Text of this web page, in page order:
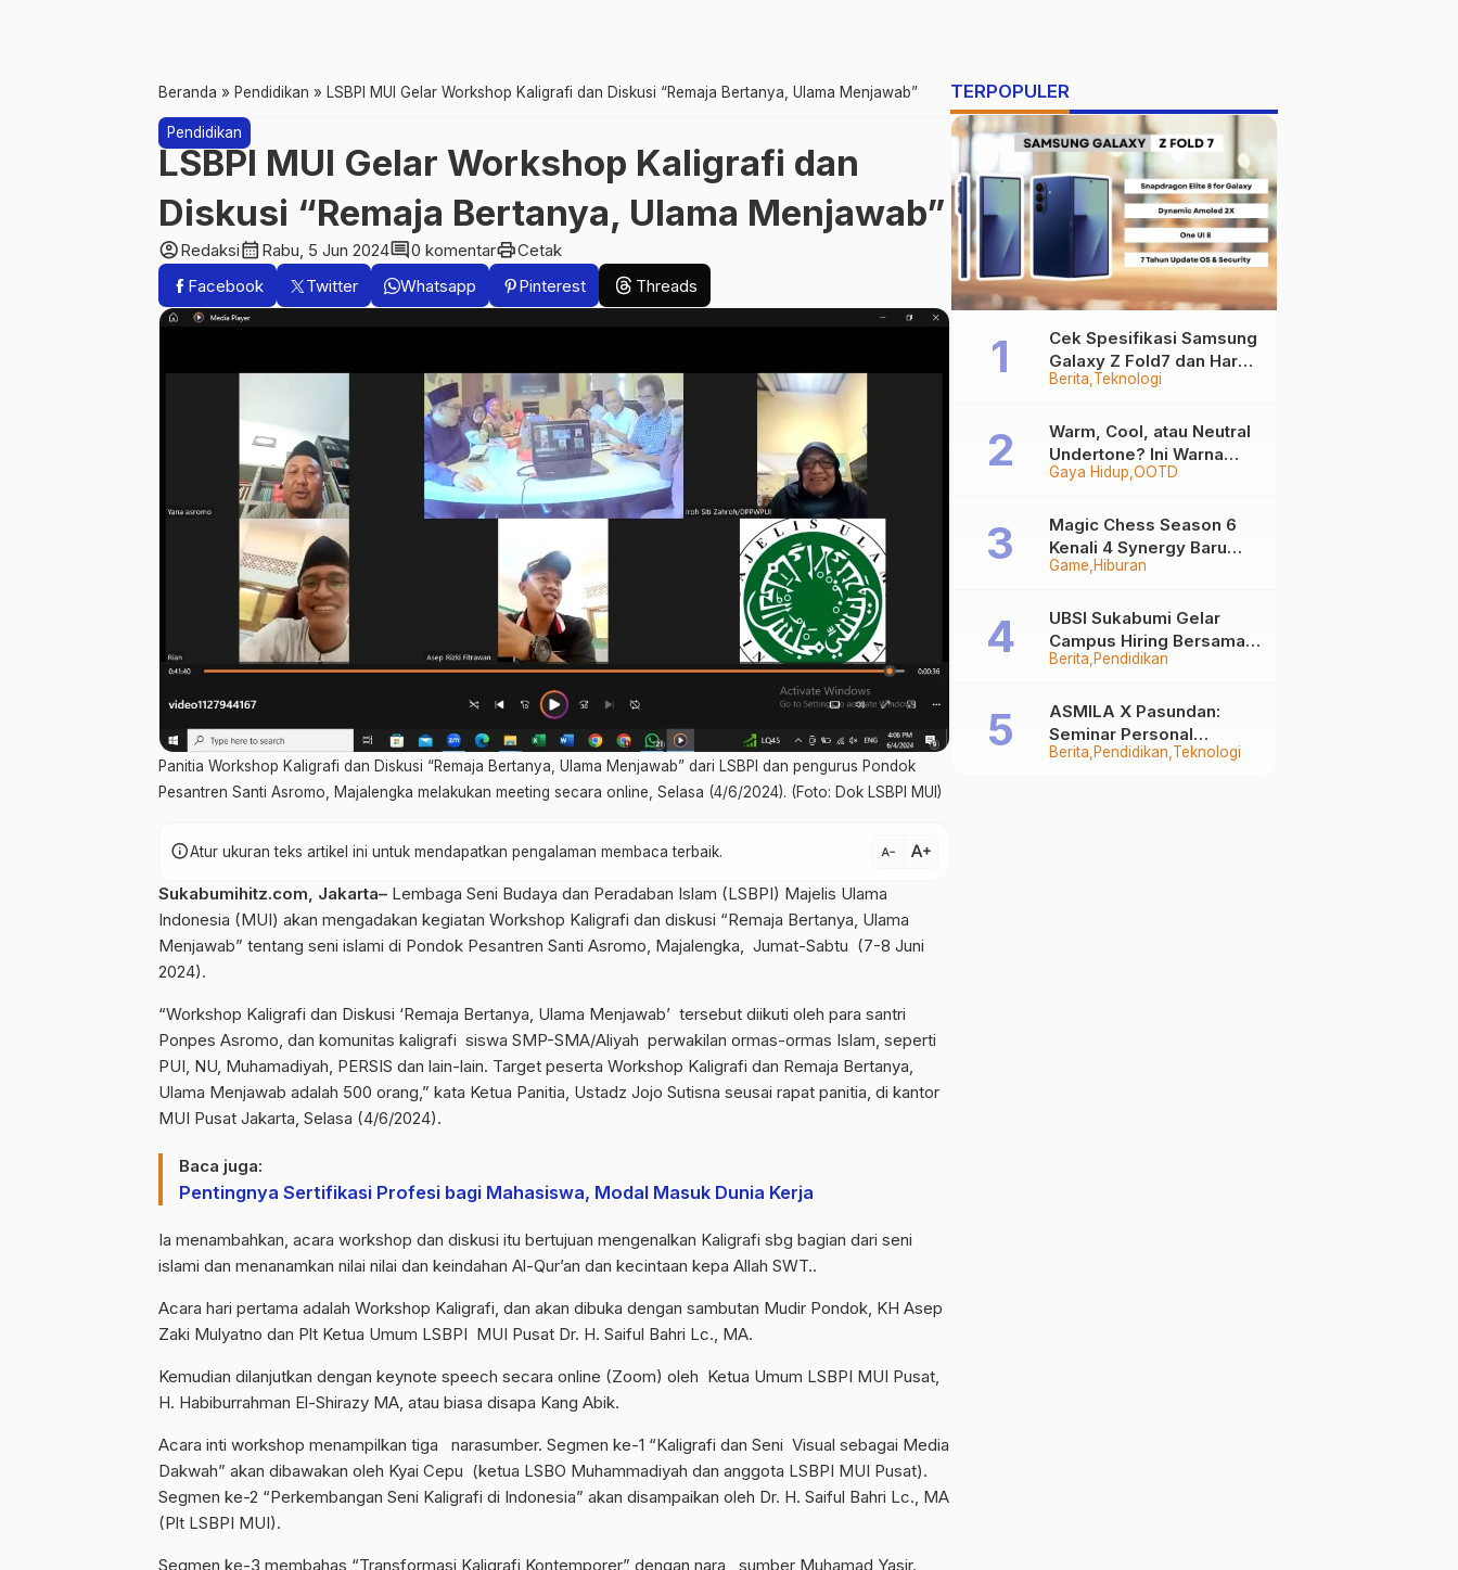
Beranda » Pendidikan » LSBPI MUI Gelar Workshop Kaligrafi dan Diskusi “Remaja Bertanya, Ulama Menjawab”
Pendidikan
LSBPI MUI Gelar Workshop Kaligrafi dan
Diskusi “Remaja Bertanya, Ulama Menjawab”
account_circleRedaksicalendar_month Rabu, 5 Jun 2024comment0 komentarprintCetak
Facebook
Twitter Whatsapp Pinterest Threads
Panitia Workshop Kaligrafi dan Diskusi “Remaja Bertanya, Ulama Menjawab” dari LSBPI dan pengurus Pondok
Pesantren Santi Asromo, Majalengka melakukan meeting secara online, Selasa (4/6/2024). (Foto: Dok LSBPI MUI)
infoAtur ukuran teks artikel ini untuk mendapatkan pengalaman membaca terbaik. text_decrease text_increase
Sukabumihitz.com, Jakarta– Lembaga Seni Budaya dan Peradaban Islam (LSBPI) Majelis Ulama
Indonesia (MUI) akan mengadakan kegiatan Workshop Kaligrafi dan diskusi “Remaja Bertanya, Ulama
Menjawab” tentang seni islami di Pondok Pesantren Santi Asromo, Majalengka, Jumat-Sabtu (7-8 Juni
2024).
“Workshop Kaligrafi dan Diskusi ‘Remaja Bertanya, Ulama Menjawab’ tersebut diikuti oleh para santri
Ponpes Asromo, dan komunitas kaligrafi siswa SMP-SMA/Aliyah perwakilan ormas-ormas Islam, seperti
PUI, NU, Muhamadiyah, PERSIS dan lain-lain. Target peserta Workshop Kaligrafi dan Remaja Bertanya,
Ulama Menjawab adalah 500 orang,” kata Ketua Panitia, Ustadz Jojo Sutisna seusai rapat panitia, di kantor
MUI Pusat Jakarta, Selasa (4/6/2024).
Baca juga:
Pentingnya Sertifikasi Profesi bagi Mahasiswa, Modal Masuk Dunia Kerja
Ia menambahkan, acara workshop dan diskusi itu bertujuan mengenalkan Kaligrafi sbg bagian dari seni
islami dan menanamkan nilai nilai dan keindahan Al-Qur’an dan kecintaan kepa Allah SWT..
Acara hari pertama adalah Workshop Kaligrafi, dan akan dibuka dengan sambutan Mudir Pondok, KH Asep
Zaki Mulyatno dan Plt Ketua Umum LSBPI MUI Pusat Dr. H. Saiful Bahri Lc., MA.
Kemudian dilanjutkan dengan keynote speech secara online (Zoom) oleh Ketua Umum LSBPI MUI Pusat,
H. Habiburrahman El-Shirazy MA, atau biasa disapa Kang Abik.
Acara inti workshop menampilkan tiga narasumber. Segmen ke-1 “Kaligrafi dan Seni Visual sebagai Media
Dakwah” akan dibawakan oleh Kyai Cepu (ketua LSBO Muhammadiyah dan anggota LSBPI MUI Pusat).
Segmen ke-2 “Perkembangan Seni Kaligrafi di Indonesia” akan disampaikan oleh Dr. H. Saiful Bahri Lc., MA
(Plt LSBPI MUI).
Segmen ke-3 membahas “Transformasi Kaligrafi Kontemporer” dengan nara sumber Muhamad Yasir.
TERPOPULER
Berita Teknologi
Cek Spesifikasi Samsung
Galaxy Z Fold7 dan Harga
Resminya
Gaya Hidup OOTD
Warm, Cool, atau Neutral
Undertone? Ini Warna
Baju yang Bikin Kamu
Game Hiburan
Magic Chess Season 6
Kenali 4 Synergy Baru
Terkuat
Berita Pendidikan
UBSI Sukabumi Gelar
Campus Hiring Bersama
PKSS, Buka Peluang Kerja
Berita Pendidikan Teknologi
ASMILA X Pasundan:
Seminar Personal
Branding dan Kreativitas